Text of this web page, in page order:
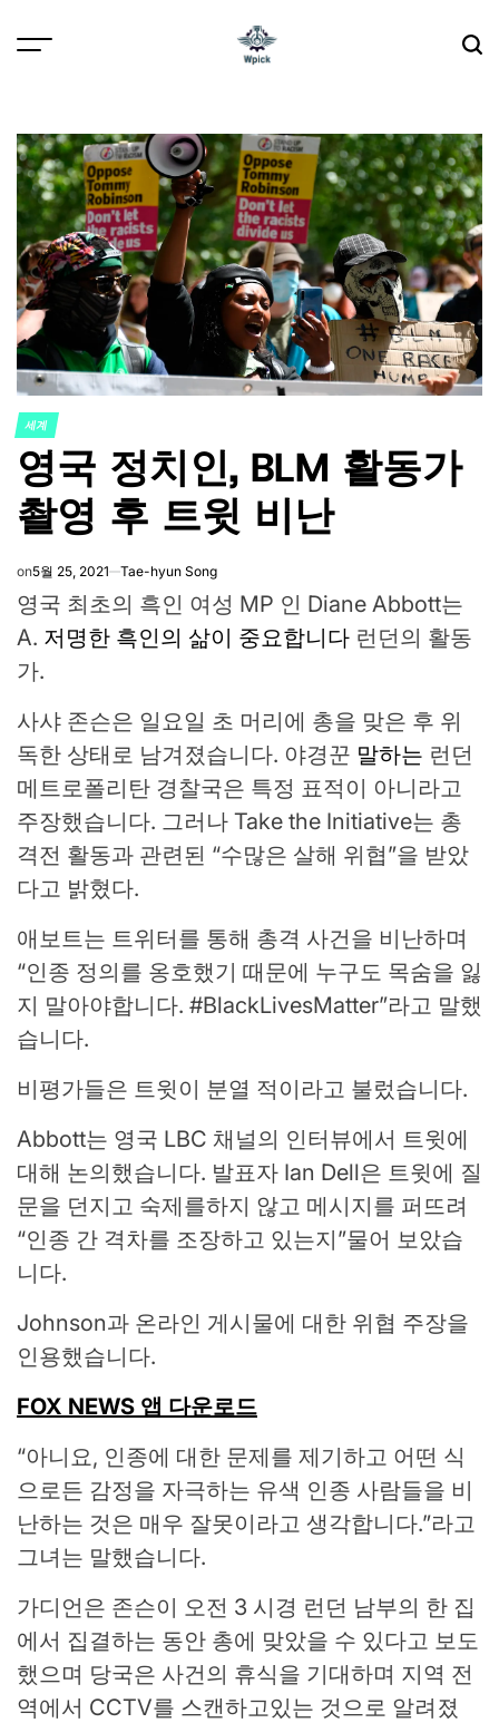
POSTED
IN
세계
영국 정치인, BLM 활동가
촬영 후 트윗 비난
on5월 25, 2021 Tae-hyun Song
영국 최초의 흑인 여성 MP 인 Diane Abbott는
A. 저명한 흑인의 삶이 중요합니다 런던의 활동
가.
사샤 존슨은 일요일 초 머리에 총을 맞은 후 위
독한 상태로 남겨졌습니다. 야경꾼 말하는 런던
메트로폴리탄 경찰국은 특정 표적이 아니라고
주장했습니다. 그러나 Take the Initiative는 총
격전 활동과 관련된 “수많은 살해 위협”을 받았
다고 밝혔다.
애보트는 트위터를 통해 총격 사건을 비난하며
“인종 정의를 옹호했기 때문에 누구도 목숨을 잃
지 말아야합니다. #BlackLivesMatter”라고 말했
습니다.
비평가들은 트윗이 분열 적이라고 불렀습니다.
Abbott는 영국 LBC 채널의 인터뷰에서 트윗에
대해 논의했습니다. 발표자 Ian Dell은 트윗에 질
문을 던지고 숙제를하지 않고 메시지를 퍼뜨려
“인종 간 격차를 조장하고 있는지”물어 보았습
니다.
Johnson과 온라인 게시물에 대한 위협 주장을
인용했습니다.
FOX NEWS 앱 다운로드
“아니요, 인종에 대한 문제를 제기하고 어떤 식
으로든 감정을 자극하는 유색 인종 사람들을 비
난하는 것은 매우 잘못이라고 생각합니다.”라고
그녀는 말했습니다.
가디언은 존슨이 오전 3 시경 런던 남부의 한 집
에서 집결하는 동안 총에 맞았을 수 있다고 보도
했으며 당국은 사건의 휴식을 기대하며 지역 전
역에서 CCTV를 스캔하고있는 것으로 알려졌